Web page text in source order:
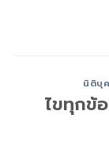
นิติบุ
ไขทุกข้